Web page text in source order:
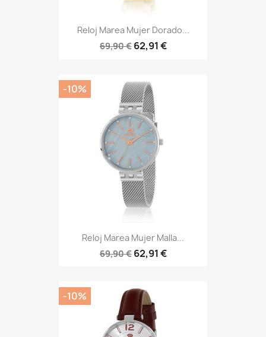
Reloj Marea Mujer Dorado...
69,90 € 62,91 €
Reloj Marea Mujer Malla...
69,90 € 62,91 €
-10%
-10%